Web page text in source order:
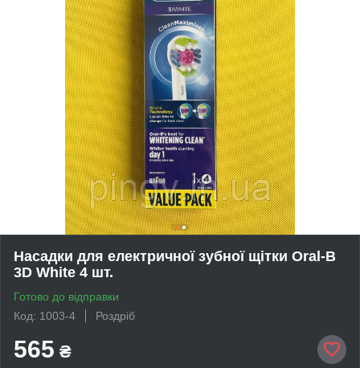
Насадки для електричної зубної щітки Oral-B
3D White 4 шт.
Готово до відправки
Код: 1003-4
Роздріб
565 ₴